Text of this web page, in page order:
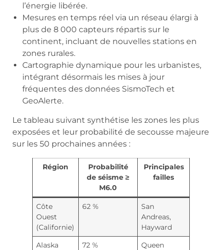
l’énergie libérée.
Mesures en temps réel via un réseau élargi à
plus de 8 000 capteurs répartis sur le
continent, incluant de nouvelles stations en
zones rurales.
Cartographie dynamique pour les urbanistes,
intégrant désormais les mises à jour
fréquentes des données SismoTech et
GeoAlerte.
Le tableau suivant synthétise les zones les plus
exposées et leur probabilité de secousse majeure
sur les 50 prochaines années :
Région
Probabilité
de séisme ≥
M6.0
Principales
failles
Côte
Ouest
(Californie)
62 %
San
Andreas,
Hayward
Alaska
72 %
Queen